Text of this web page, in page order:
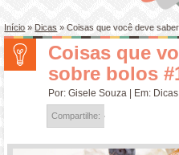
Início»Dicas »Coisas que você deve
Coisas que
sobre bolos
Por:Gisele Souza | Em: Dicas
Compartilhe: